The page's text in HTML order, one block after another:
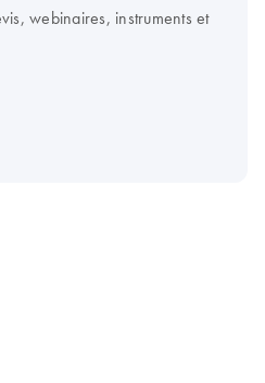
webinaires, instruments et